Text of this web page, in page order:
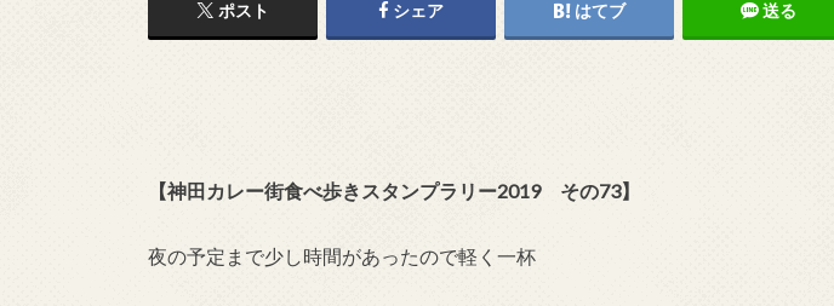
ポスト シェア はてブ 送る
【神田カレー街食べ歩きスタンプラリー2019 その73】
夜の予定まで少し時間があったので軽く一杯